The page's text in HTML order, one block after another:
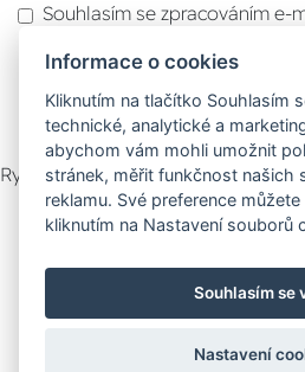
Souhlasím se zpracováním e-
Více informací naleznete v
údajů . Souhlas můžete
Rychlý kontakt
Zákaznický servis
Informace o cookies
Kliknutím na tlačítko Souhlasím
technické, analytické a
abychom vám mohli umožnit
stránek, měřit funkčnost našich
reklamu. Své preference
kliknutím na Nastavení souborů
Souhlasím se
Nastavení